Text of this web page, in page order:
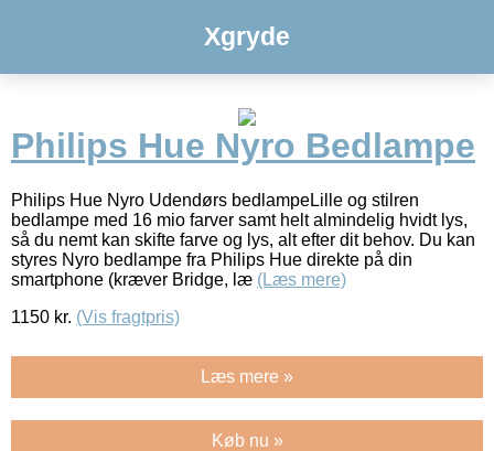
Xgryde
Philips Hue Nyro Bedlampe
Philips Hue Nyro Udendørs bedlampeLille og stilren
bedlampe med 16 mio farver samt helt almindelig hvidt lys,
så du nemt kan skifte farve og lys, alt efter dit behov. Du kan
styres Nyro bedlampe fra Philips Hue direkte på din
smartphone (kræver Bridge, læ (Læs mere)
1150 kr. (Vis fragtpris)
Læs mere »
Køb nu »